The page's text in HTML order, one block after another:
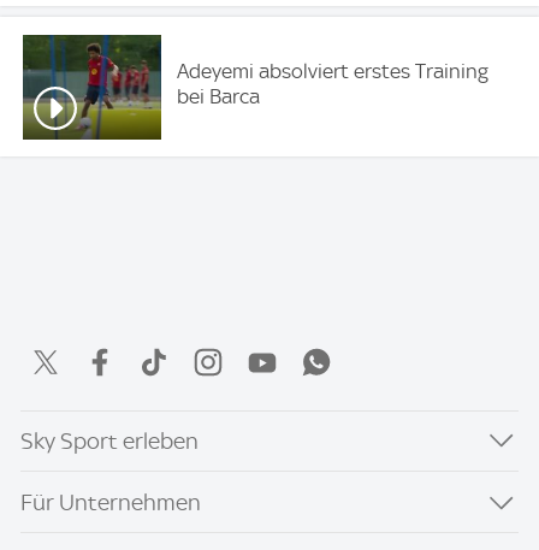
Adeyemi absolviert erstes Training
bei Barca
Sky Sport erleben
Für Unternehmen